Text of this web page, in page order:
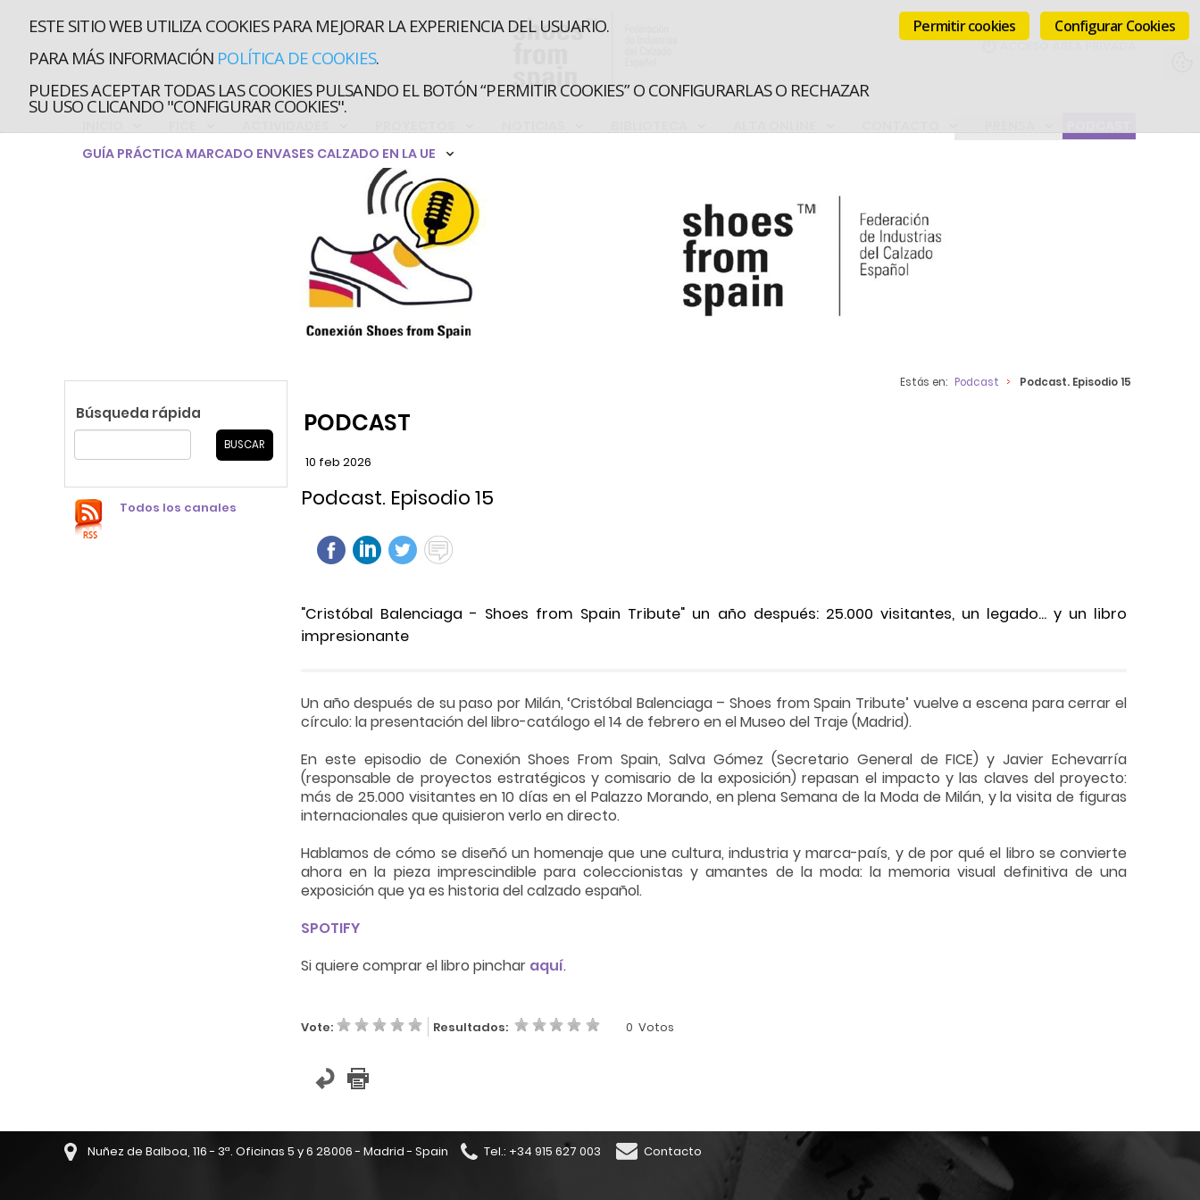
ESTE SITIO WEB UTILIZA COOKIES PARA MEJORAR LA EXPERIENCIA DEL USUARIO.
PARA MÁS INFORMACIÓN POLÍTICA DE COOKIES.
PUEDES ACEPTAR TODAS LAS COOKIES PULSANDO EL BOTÓN “PERMITIR COOKIES” O CONFIGURARLAS O RECHAZAR
SU USO CLICANDO "CONFIGURAR COOKIES".
Configurar Cookies
Permitir cookies
GUÍA PRÁCTICA MARCADO ENVASES CALZADO EN LA UE
Estás en: Podcast Podcast. Episodio 15
PODCAST
10 feb 2026
Podcast. Episodio 15
"Cristóbal Balenciaga - Shoes from Spain Tribute" un año después: 25.000 visitantes, un legado... y un libro
impresionante
Un año después de su paso por Milán, ‘Cristóbal Balenciaga – Shoes from Spain Tribute’ vuelve a escena para cerrar el
círculo: la presentación del libro-catálogo el 14 de febrero en el Museo del Traje (Madrid).
En este episodio de Conexión Shoes From Spain, Salva Gómez (Secretario General de FICE) y Javier Echevarría
(responsable de proyectos estratégicos y comisario de la exposición) repasan el impacto y las claves del proyecto:
más de 25.000 visitantes en 10 días en el Palazzo Morando, en plena Semana de la Moda de Milán, y la visita de figuras
internacionales que quisieron verlo en directo.
Hablamos de cómo se diseñó un homenaje que une cultura, industria y marca-país, y de por qué el libro se convierte
ahora en la pieza imprescindible para coleccionistas y amantes de la moda: la memoria visual definitiva de una
exposición que ya es historia del calzado español.
SPOTIFY
Si quiere comprar el libro pinchar aquí.
Vote: Resultados: 0 Votos
Búsqueda rápida
Todos los canales
Nuñez de Balboa, 116 - 3ª. Oficinas 5 y 6 28006 - Madrid - Spain Tel.: +34 915 627 003 Contacto